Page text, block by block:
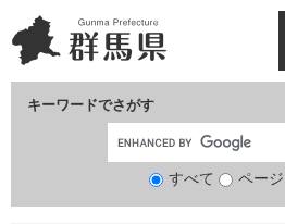
ー
ジ
ニ
ュ
て
キーワードでさがす
検
すべて ページ